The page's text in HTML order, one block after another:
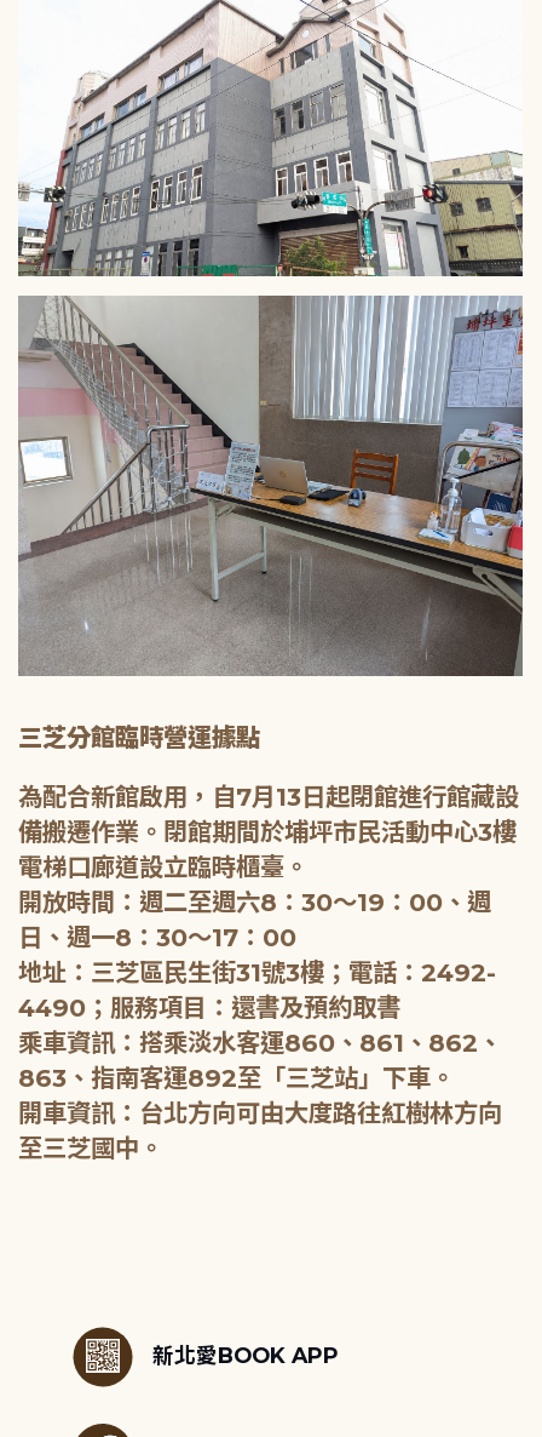
三芝分館臨時營運據點
為配合新館啟用，自7月13日起閉館進行館藏設
備搬遷作業。閉館期間於埔坪市民活動中心3樓
電梯口廊道設立臨時櫃臺。
開放時間：週二至週六8：30～19：00、週
日、週一8：30～17：00
地址：三芝區民生街31號3樓；電話：2492-
4490；服務項目：還書及預約取書
乘車資訊：搭乘淡水客運860、861、862、
863、指南客運892至「三芝站」下車。
開車資訊：台北方向可由大度路往紅樹林方向
至三芝國中。
新北愛BOOK APP